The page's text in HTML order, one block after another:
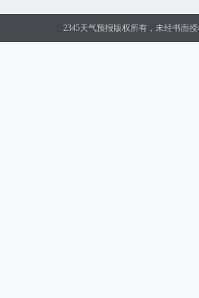
2345天气预报版权所有，未经书面